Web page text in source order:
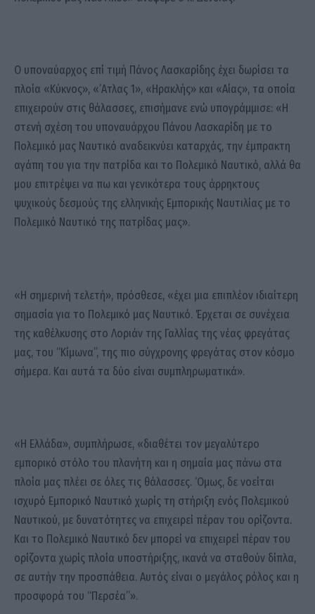
Ο υποναύαρχος επί τιμή Πάνος Λασκαρίδης έχει δωρίσει τα
πλοία «Κύκνος», «’Ατλας 1», «Ηρακλής» και «Αίας», τα οποία
επιχειρούν στις θάλασσες, επισήμανε ενώ υπογράμμισε: «Η
στενή σχέση του υποναυάρχου Πάνου Λασκαρίδη με το
Πολεμικό μας Ναυτικό αναδεικνύει καταρχάς, την έμπρακτη
αγάπη του για την πατρίδα και το Πολεμικό Ναυτικό, αλλά θα
μου επιτρέψει να πω και γενικότερα τους άρρηκτους
ψυχικούς δεσμούς της ελληνικής Εμπορικής Ναυτιλίας με το
Πολεμικό Ναυτικό της πατρίδας μας».
«Η σημερινή τελετή», πρόσθεσε, «έχει μια επιπλέον ιδιαίτερη
σημασία για το Πολεμικό μας Ναυτικό. Έρχεται σε συνέχεια
της καθέλκυσης στο Λοριάν της Γαλλίας της νέας φρεγάτας
μας, του “Κίμωνα”, της πιο σύγχρονης φρεγάτας στον κόσμο
σήμερα. Και αυτά τα δύο είναι συμπληρωματικά».
«Η Ελλάδα», συμπλήρωσε, «διαθέτει τον μεγαλύτερο
εμπορικό στόλο του πλανήτη και η σημαία μας πάνω στα
πλοία μας πλέει σε όλες τις θάλασσες. ‘Ομως, δε νοείται
ισχυρό Εμπορικό Ναυτικό χωρίς τη στήριξη ενός Πολεμικού
Ναυτικού, με δυνατότητες να επιχειρεί πέραν του ορίζοντα.
Και το Πολεμικό Ναυτικό δεν μπορεί να επιχειρεί πέραν του
ορίζοντα χωρίς πλοία υποστήριξης, ικανά να σταθούν δίπλα,
σε αυτήν την προσπάθεια. Αυτός είναι ο μεγάλος ρόλος και η
προσφορά του “Περσέα”».